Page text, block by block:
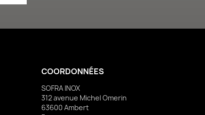
COORDONNÉES
SOFRA INOX
312 avenue Michel Omerin
63600 Ambert